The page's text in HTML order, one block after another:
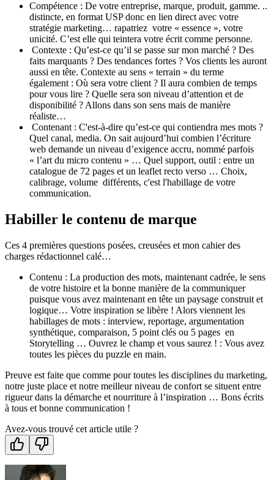
Compétence : De votre entreprise, marque, produit, gamme. ..
distincte, en format USP donc en lien direct avec votre
stratégie marketing… rapatriez votre « essence », votre
unicité. C’est elle qui teintera votre écrit comme personne.
Contexte : Qu’est-ce qu’il se passe sur mon marché ? Des
faits marquants ? Des tendances fortes ? Vos clients les auront
aussi en tête. Contexte au sens « terrain » du terme
également : Où sera votre client ? Il aura combien de temps
pour vous lire ? Quelle sera son niveau d’attention et de
disponibilité ? Allons dans son sens mais de manière
réaliste…
Contenant : C'est-à-dire qu’est-ce qui contiendra mes mots ?
Quel canal, media. On sait aujourd’hui combien l’écriture
web demande un niveau d’exigence accru, nommé parfois
« l’art du micro contenu » … Quel support, outil : entre un
catalogue de 72 pages et un leaflet recto verso … Choix,
calibrage, volume différents, c'est l'habillage de votre
communication.
Habiller le contenu de marque
Ces 4 premières questions posées, creusées et mon cahier des
charges rédactionnel calé…
Contenu : La production des mots, maintenant cadrée, le sens
de votre histoire et la bonne manière de la communiquer
puisque vous avez maintenant en tête un paysage construit et
logique… Votre inspiration se libère ! Alors viennent les
habillages de mots : interview, reportage, argumentation
synthétique, comparaison, 5 point clés ou 5 pages en
Storytelling … Ouvrez le champ et vous saurez ! : Vous avez
toutes les pièces du puzzle en main.
Preuve est faite que comme pour toutes les disciplines du marketing,
notre juste place et notre meilleur niveau de confort se situent entre
rigueur dans la démarche et nourriture à l’inspiration … Bons écrits
à tous et bonne communication !
Avez-vous trouvé cet article utile ?